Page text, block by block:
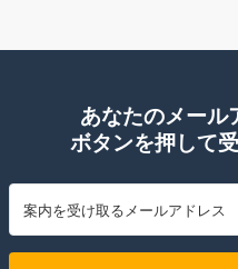
あなたのメール
ボタンを押して